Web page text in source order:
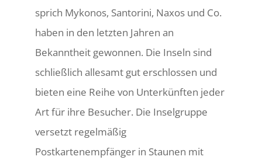
sprich Mykonos, Santorini, Naxos und Co.
haben in den letzten Jahren an
Bekanntheit gewonnen. Die Inseln sind
schließlich allesamt gut erschlossen und
bieten eine Reihe von Unterkünften jeder
Art für ihre Besucher. Die Inselgruppe
versetzt regelmäßig
Postkartenempfänger in Staunen mit